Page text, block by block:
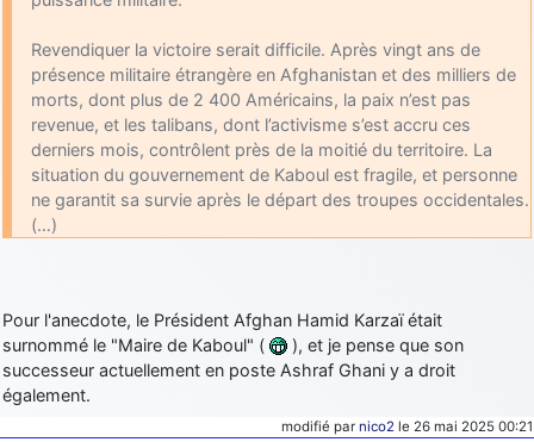
Revendiquer la victoire serait difficile. Après vingt ans de
présence militaire étrangère en Afghanistan et des milliers de
morts, dont plus de 2 400 Américains, la paix n’est pas
revenue, et les talibans, dont l’activisme s’est accru ces
derniers mois, contrôlent près de la moitié du territoire. La
situation du gouvernement de Kaboul est fragile, et personne
ne garantit sa survie après le départ des troupes occidentales.
(…)
Pour l'anecdote, le Président Afghan Hamid Karzaï était
surnommé le "Maire de Kaboul" (
), et je pense que son
successeur actuellement en poste Ashraf Ghani y a droit
également.
modifié par nico2 le 26 mai 2025 00:21